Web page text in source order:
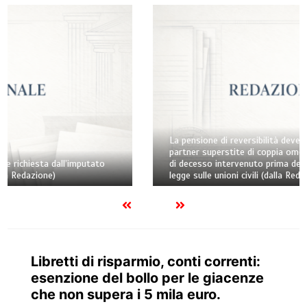
La pensione di reversibilità deve essere riconosciuta al
partner superstite di coppia omosessuale anche nel caso
di decesso intervenuto prima dell’entrata in vigore della
legge sulle unioni civili (dalla Redazione)
Libretti di risparmio, conti correnti:
esenzione del bollo per le giacenze
che non supera i 5 mila euro.